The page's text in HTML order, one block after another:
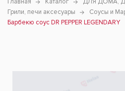
Грили, печи аксесуары
Соусы и
Барбекю соус DR PEPPER LEGENDARY